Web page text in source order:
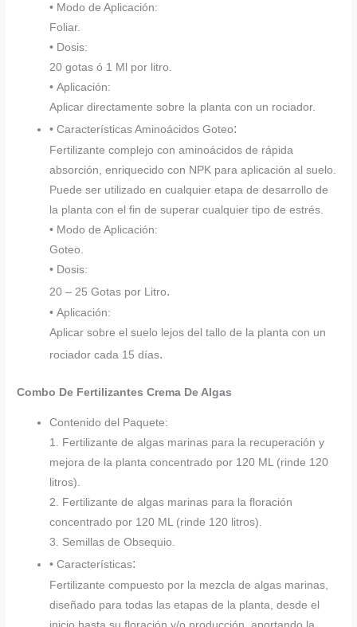
• Modo de Aplicación:
Foliar.
• Dosis:
20 gotas ó 1 Ml por litro.
• Aplicación:
Aplicar directamente sobre la planta con un rociador.
• Características Aminoácidos Goteo:
Fertilizante complejo con aminoácidos de rápida
absorción, enriquecido con NPK para aplicación al suelo.
Puede ser utilizado en cualquier etapa de desarrollo de
la planta con el fin de superar cualquier tipo de estrés.
• Modo de Aplicación:
Goteo.
• Dosis:
20 – 25 Gotas por Litro.
• Aplicación:
Aplicar sobre el suelo lejos del tallo de la planta con un
rociador cada 15 días.
Combo De Fertilizantes Crema De Algas
Contenido del Paquete:
1. Fertilizante de algas marinas para la recuperación y
mejora de la planta concentrado por 120 ML (rinde 120
litros).
2. Fertilizante de algas marinas para la floración
concentrado por 120 ML (rinde 120 litros).
3. Semillas de Obsequio.
• Características:
Fertilizante compuesto por la mezcla de algas marinas,
diseñado para todas las etapas de la planta, desde el